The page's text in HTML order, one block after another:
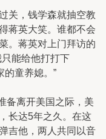
，钱学森就抽空教
蒋英大笑。谁都不会
。蒋英对上门拜访的
能给他打打下
的童养媳。”
离开美国之际，美
长达5年之久。在这
吉他，两人共同以音